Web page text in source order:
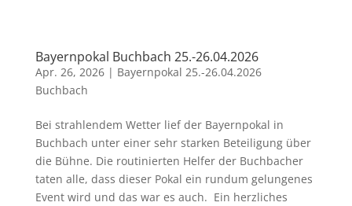
Bayernpokal Buchbach 25.-26.04.2026
Apr. 26, 2026| Bayernpokal 25.-26.04.2026
Buchbach
Bei strahlendem Wetter lief der Bayernpokal in
Buchbach unter einer sehr starken Beteiligung über
die Bühne. Die routinierten Helfer der Buchbacher
taten alle, dass dieser Pokal ein rundum gelungenes
Event wird und das war es auch. Ein herzliches